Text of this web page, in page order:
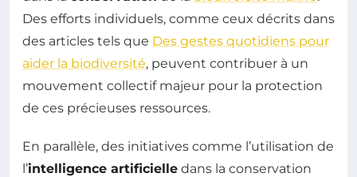
Des efforts individuels, comme ceux décrits dans
des articles tels que Des gestes quotidiens pour
aider la biodiversité, peuvent contribuer à un
mouvement collectif majeur pour la protection
de ces précieuses ressources.
En parallèle, des initiatives comme l’utilisation de
l’intelligence artificielle dans la conservation